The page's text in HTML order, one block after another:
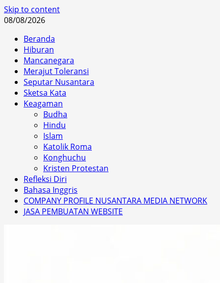
Skip to content
08/08/2026
Beranda
Hiburan
Mancanegara
Merajut Toleransi
Seputar Nusantara
Sketsa Kata
Keagaman
Budha
Hindu
Islam
Katolik Roma
Konghuchu
Kristen Protestan
Refleksi Diri
Bahasa Inggris
COMPANY PROFILE NUSANTARA MEDIA NETWORK
JASA PEMBUATAN WEBSITE